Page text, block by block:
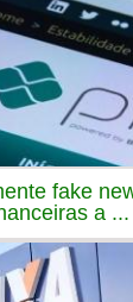
fake
a ...